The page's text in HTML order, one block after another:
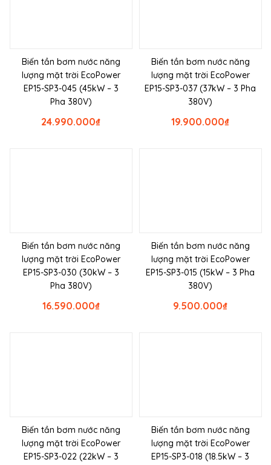
Biến tần bơm nước năng
lượng mặt trời EcoPower
EP15-SP3-045 (45kW – 3
Pha 380V)
₫
24.990.000
Biến tần bơm nước năng
lượng mặt trời EcoPower
EP15-SP3-037 (37kW – 3 Pha
380V)
₫
19.900.000
Biến tần bơm nước năng
lượng mặt trời EcoPower
EP15-SP3-030 (30kW – 3
Pha 380V)
₫
16.590.000
Biến tần bơm nước năng
lượng mặt trời EcoPower
EP15-SP3-015 (15kW – 3 Pha
380V)
₫
9.500.000
Biến tần bơm nước năng
lượng mặt trời EcoPower
EP15-SP3-022 (22kW – 3
Biến tần bơm nước năng
lượng mặt trời EcoPower
EP15-SP3-018 (18.5kW – 3